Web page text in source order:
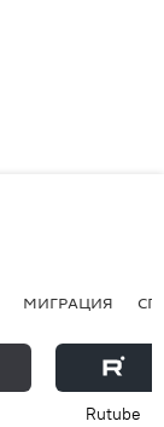
МИГРАЦИЯ
Rutube